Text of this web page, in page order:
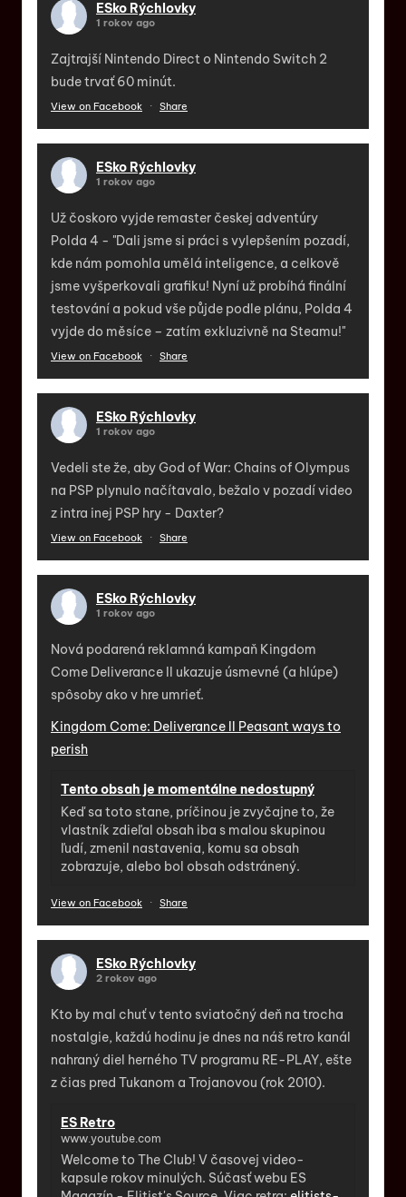
ESko Rýchlovky
1 rokov ago
Zajtrajší Nintendo Direct o Nintendo Switch 2
bude trvať 60 minút.
View on Facebook · Share
ESko Rýchlovky
1 rokov ago
Už čoskoro vyjde remaster českej adventúry
Polda 4 - "Dali jsme si práci s vylepšením pozadí,
kde nám pomohla umělá inteligence, a celkově
jsme vyšperkovali grafiku! Nyní už probíhá finální
testování a pokud vše půjde podle plánu, Polda 4
vyjde do měsíce – zatím exkluzivně na Steamu!"
View on Facebook · Share
ESko Rýchlovky
1 rokov ago
Vedeli ste že, aby God of War: Chains of Olympus
na PSP plynulo načítavalo, bežalo v pozadí video
z intra inej PSP hry - Daxter?
View on Facebook · Share
ESko Rýchlovky
1 rokov ago
Nová podarená reklamná kampaň Kingdom
Come Deliverance II ukazuje úsmevné (a hlúpe)
spôsoby ako v hre umrieť.
Kingdom Come: Deliverance II Peasant ways to
perish
Tento obsah je momentálne nedostupný
Keď sa toto stane, príčinou je zvyčajne to, že
vlastník zdieľal obsah iba s malou skupinou
ľudí, zmenil nastavenia, komu sa obsah
zobrazuje, alebo bol obsah odstránený.
View on Facebook · Share
ESko Rýchlovky
2 rokov ago
Kto by mal chuť v tento sviatočný deň na trocha
nostalgie, každú hodinu je dnes na náš retro kanál
nahraný diel herného TV programu RE-PLAY, ešte
z čias pred Tukanom a Trojanovou (rok 2010).
ES Retro
www.youtube.com
Welcome to The Club! V časovej video-
kapsule rokov minulých. Súčasť webu ES